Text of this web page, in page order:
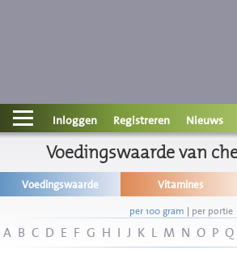
Contact
Informatie
Disclaimer
Inloggen Registreren Nieuws
Voedingswaarde van
Voedingswaarde Vitamines
per 100 gram | per portie
A B C D E F G H I J K L M N O P Q